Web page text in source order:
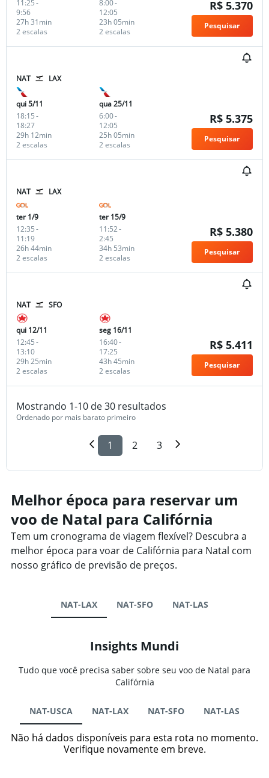
11:25-
9:56
2 escalas
27h 31min
8:00-
12:05
2 escalas
23h 05min
R$ 5.370
Pesquisar
NAT LAX
qui 5/11
18:15-
18:27
2 escalas
29h 12min
qua 25/11
6:00-
12:05
2 escalas
25h 05min
R$ 5.375
Pesquisar
NAT LAX
ter 1/9
12:35-
11:19
2 escalas
26h 44min
ter 15/9
11:52-
2:45
2 escalas
34h 53min
R$ 5.380
Pesquisar
NAT SFO
qui 12/11
12:45-
13:10
2 escalas
29h 25min
seg 16/11
16:40-
17:25
2 escalas
43h 45min
R$ 5.411
Pesquisar
Mostrando 1-10 de 30 resultados
Ordenado por mais barato primeiro
1 2 3
Melhor época para reservar um
voo de Natal para Califórnia
Tem um cronograma de viagem flexível? Descubra a
melhor época para voar de Califórnia para Natal com
nosso gráfico de previsão de preços.
NAT-LAX NAT-SFO NAT-LAS
Insights Mundi
Tudo que você precisa saber sobre seu voo de Natal para
Califórnia
NAT-USCA NAT-LAX NAT-SFO NAT-LAS
Não há dados disponíveis para esta rota no momento.
Verifique novamente em breve.